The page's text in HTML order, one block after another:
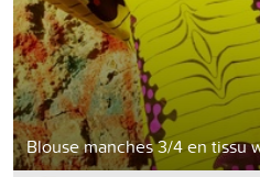
Blouse manches 3/4 en tissu